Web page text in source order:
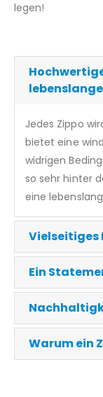
legen!
Jedes Zippo
bietet eine
widrigen
so sehr hinter
eine
Vielseitiges
Ein
Warum ein